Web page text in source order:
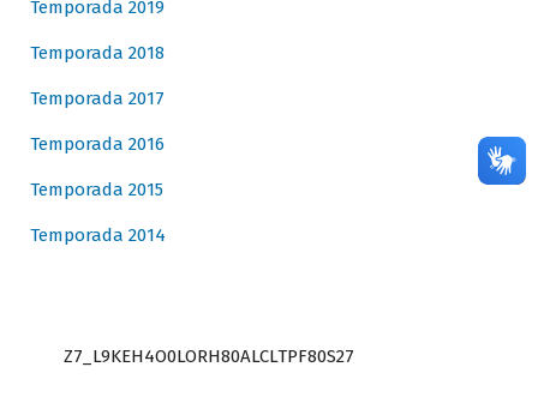
Temporada 2019
Temporada 2018
Temporada 2017
Temporada 2016
Temporada 2015
Temporada 2014
Z7_L9KEH4O0LORH80ALCLTPF80S27